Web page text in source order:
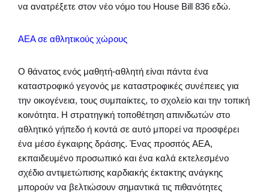
να ανατρέξετε στον νέο νόμο του House Bill 836 εδώ.
AEΑ σε αθλητικούς χώρους
Ο θάνατος ενός μαθητή-αθλητή είναι πάντα ένα
καταστροφικό γεγονός με καταστροφικές συνέπειες για
την οικογένεια, τους συμπαίκτες, το σχολείο και την τοπική
κοινότητα. Η στρατηγική τοποθέτηση απινιδωτών στο
αθλητικό γήπεδο ή κοντά σε αυτό μπορεί να προσφέρει
ένα μέσο έγκαιρης δράσης. Ένας προσιτός AEA,
εκπαιδευμένο προσωπικό και ένα καλά εκτελεσμένο
σχέδιο αντιμετώπισης καρδιακής έκτακτης ανάγκης
μπορούν να βελτιώσουν σημαντικά τις πιθανότητες